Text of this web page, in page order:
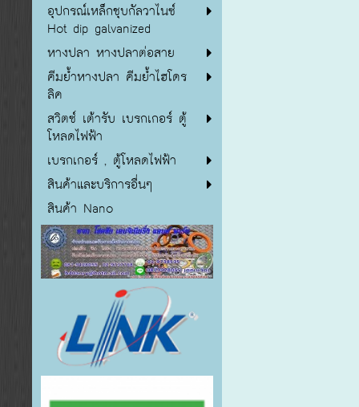
อุปกรณ์เหล็กชุบกัลวาไนซ์
Hot dip galvanized
หางปลา หางปลาต่อสาย
คีมย้ำหางปลา คีมย้ำไฮโดร
ลิค
สวิตซ์ เต้ารับ เบรกเกอร์ ตู้
โหลดไฟฟ้า
เบรกเกอร์ , ตู้โหลดไฟฟ้า
สินค้าและบริการอื่นๆ
สินค้า Nano